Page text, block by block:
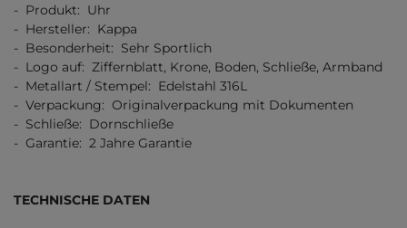
- Produkt: Uhr
- Hersteller: Kappa
- Besonderheit: Sehr Sportlich
- Logo auf: Ziffernblatt, Krone, Boden, Schließe, Armband
- Metallart / Stempel: Edelstahl 316L
- Verpackung: Originalverpackung mit Dokumenten
- Schließe: Dornschließe
- Garantie: 2 Jahre Garantie
TECHNISCHE DATEN